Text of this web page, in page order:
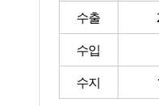
수출
수입
수지